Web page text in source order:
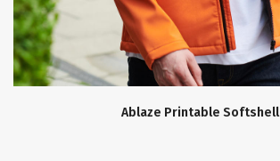
Ablaze Printable Softshell